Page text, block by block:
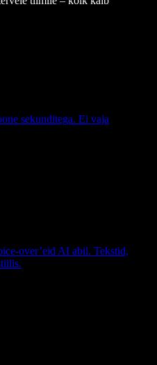
sekunditega. Ei vaja
over’eid AI abil. Tekstid,